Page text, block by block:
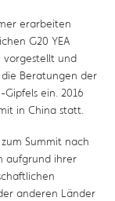
erarbeiten
G20 YEA
vorgestellt und
Beratungen der
ein. 2016
in China statt.
Summit nach
aufgrund ihrer
anderen Länder